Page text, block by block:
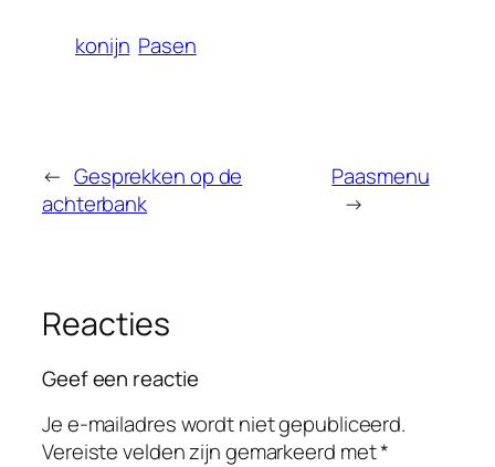
konijn Pasen
← Gesprekken op de
achterbank
Paasmenu
→
Reacties
Geef een reactie
Je e-mailadres wordt niet gepubliceerd.
Vereiste velden zijn gemarkeerd met*